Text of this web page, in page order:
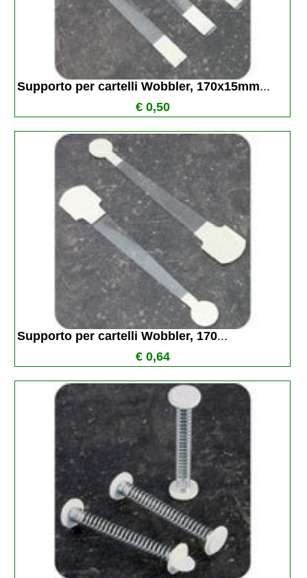
Supporto per cartelli Wobbler, 170x15mm...
€ 0,50
Supporto per cartelli Wobbler, 170...
€ 0,64